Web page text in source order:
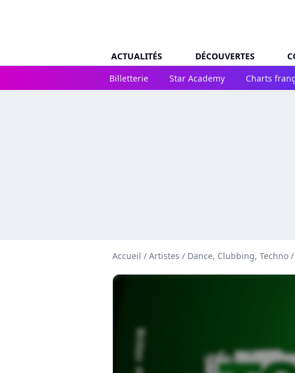
ACTUALITÉS DÉCOUVERTES
Billetterie
Star Academy Charts
Accueil / Artistes / Dance, Clubbing, Techno /